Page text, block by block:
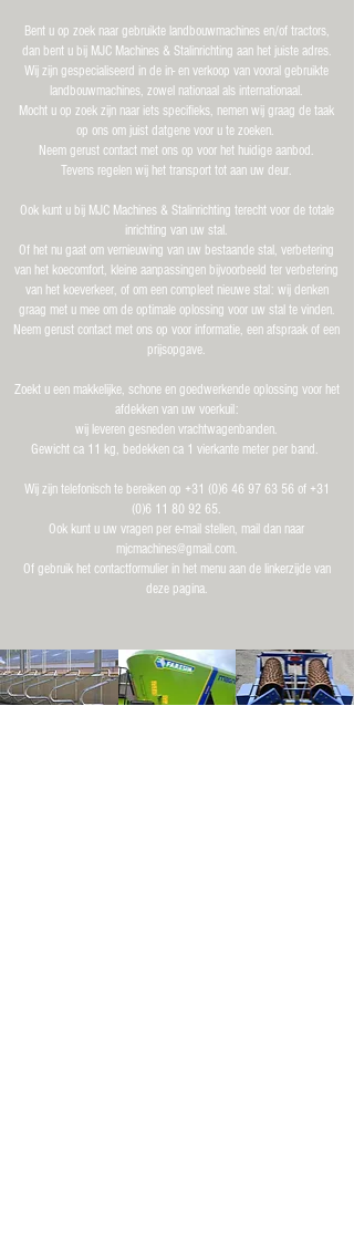
Bent u op zoek naar gebruikte landbouwmachines en/of tractors,
dan bent u bij MJC Machines & Stalinrichting aan het juiste adres.
Wij zijn gespecialiseerd in de in- en verkoop van vooral gebruikte
landbouwmachines, zowel nationaal als internationaal.
Mocht u op zoek zijn naar iets specifieks, nemen wij graag de taak
op ons om juist datgene voor u te zoeken.
Neem gerust contact met ons op voor het huidige aanbod.
Tevens regelen wij het transport tot aan uw deur.
Ook kunt u bij MJC Machines & Stalinrichting terecht voor de totale
inrichting van uw stal.
Of het nu gaat om vernieuwing van uw bestaande stal, verbetering
van het koecomfort, kleine aanpassingen bijvoorbeeld ter verbetering
van het koeverkeer, of om een compleet nieuwe stal: wij denken
graag met u mee om de optimale oplossing voor uw stal te vinden.
Neem gerust contact met ons op voor informatie, een afspraak of een
prijsopgave.
Zoekt u een makkelijke, schone en goedwerkende oplossing voor het
afdekken van uw voerkuil:
wij leveren gesneden vrachtwagenbanden.
Gewicht ca 11 kg, bedekken ca 1 vierkante meter per band.
Wij zijn telefonisch te bereiken op +31 (0)6 46 97 63 56 of +31
(0)6 11 80 92 65.
Ook kunt u uw vragen per e-mail stellen, mail dan naar
mjcmachines@gmail.com.
Of gebruik het contactformulier in het menu aan de linkerzijde van
deze pagina.